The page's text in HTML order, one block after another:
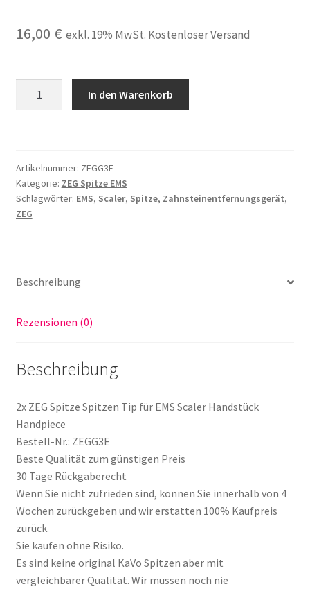
16,00 € exkl. 19% MwSt. Kostenloser Versand
passend
für
EMS
Menge
In den Warenkorb
Artikelnummer: ZEGG3E
Kategorie: ZEG Spitze EMS
Schlagwörter: EMS, Scaler, Spitze, Zahnsteinentfernungsgerät,
ZEG
Beschreibung
Rezensionen (0)
Beschreibung
2x ZEG Spitze Spitzen Tip für EMS Scaler Handstück
Handpiece
Bestell-Nr.: ZEGG3E
Beste Qualität zum günstigen Preis
30 Tage Rückgaberecht
Wenn Sie nicht zufrieden sind, können Sie innerhalb von 4
Wochen zurückgeben und wir erstatten 100% Kaufpreis
zurück.
Sie kaufen ohne Risiko.
Es sind keine original KaVo Spitzen aber mit
vergleichbarer Qualität. Wir müssen noch nie